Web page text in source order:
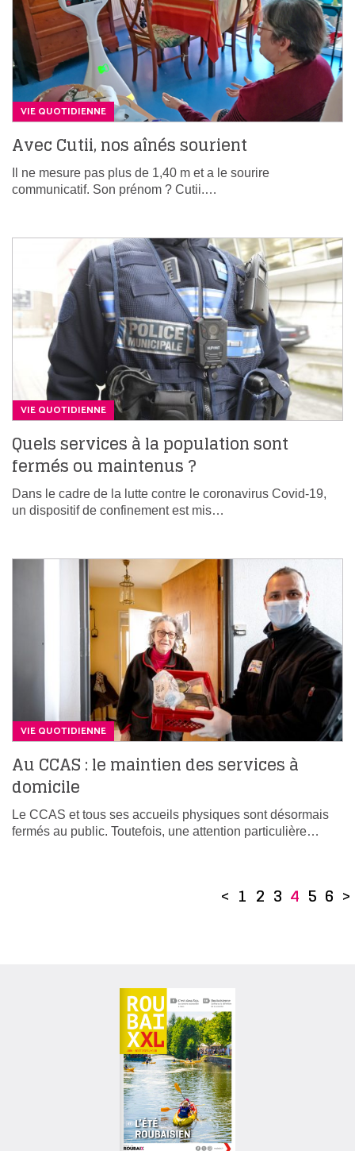
VIE QUOTIDIENNE
Avec Cutii, nos aînés sourient
Il ne mesure pas plus de 1,40 m et a le sourire
communicatif. Son prénom ? Cutii.…
VIE QUOTIDIENNE
Quels services à la population sont
fermés ou maintenus ?
Dans le cadre de la lutte contre le coronavirus Covid-19,
un dispositif de confinement est mis…
VIE QUOTIDIENNE
Au CCAS : le maintien des services à
domicile
Le CCAS et tous ses accueils physiques sont désormais
fermés au public. Toutefois, une attention particulière…
< 1 2 3 4 5 6 >